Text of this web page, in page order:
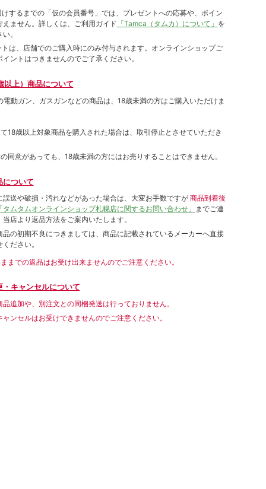
するまでの「仮の会員番号」では、プレゼントへの応募や、ポイン
えません。詳しくは、ご利⽤ガイド 「Tamca（タムカ）について」 を
。
は、店舗でのご購⼊時にのみ付与されます。オンラインショップご
ントはつきませんのでご了承ください。
以上）商品について
電動ガン、ガスガンなどの商品は、18歳未満の方はご購入いただけま
18歳以上対象商品を購入された場合は、取引停止とさせていただき
同意があっても、18歳未満の方にはお売りすることはできません。
について
誤送や破損・汚れなどがあった場合は、大変お手数ですが 商品到着後
タムタムオンラインショップ札幌店に関するお問い合わせ」 までご連
店より返品方法をご案内いたします。
品の初期不良につきましては、商品に記載されているメーカーへ直接
ださい。
までの返品はお受け出来ませんのでご注意ください。
キャンセルについて
追加や、別注文との同梱発送は行っておりません。
ンセルはお受けできませんのでご注意ください。